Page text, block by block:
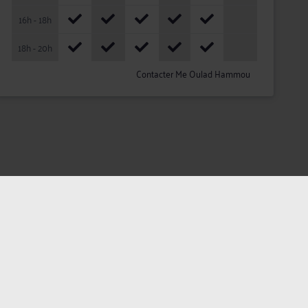
16h - 18h
18h - 20h
Contacter Me Oulad Hammou